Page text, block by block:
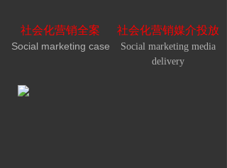
社会化营销全案
Social marketing case
社会化营销媒介投放
Social marketing media
delivery